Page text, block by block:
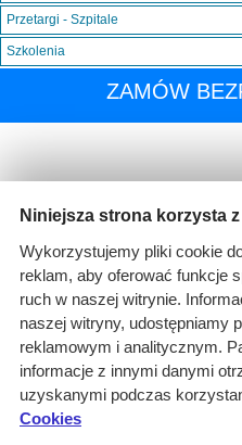
Przetargi - Szpitale
Szkolenia
ZAMÓW
Wyniki wyszukiwania
0 informacji dla:
Branże: Medyczna
Niniejsza strona korzysta
Wykorzystujemy pliki cookie
reklam, aby oferować funkcje
ruch w naszej witrynie.
naszej witryny, udostępniamy
reklamowym i analitycznym.
informacje z innymi danymi
uzyskanymi podczas
Cookies